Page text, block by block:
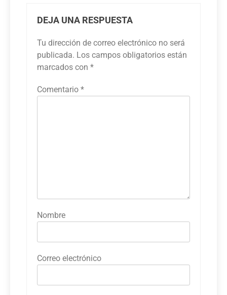
DEJA UNA RESPUESTA
Tu dirección de correo electrónico no será
publicada. Los campos obligatorios están
marcados con *
Comentario *
Nombre
Correo electrónico